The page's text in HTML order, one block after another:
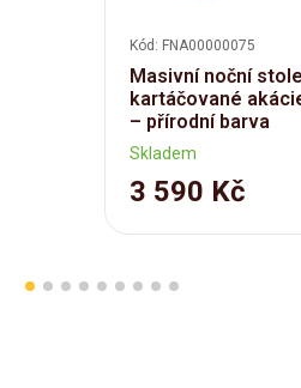
Kód: FNA00000075
Masivní noční
kartáčované
– přírodní barva
Skladem
3 590 Kč